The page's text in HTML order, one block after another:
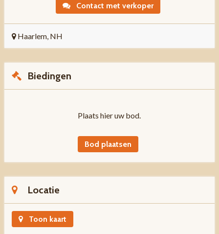
Contact met verkoper
Haarlem, NH
Biedingen
Plaats hier uw bod.
Bod plaatsen
Locatie
Toon kaart